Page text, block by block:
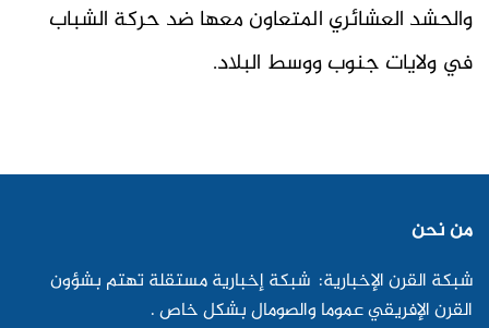
والحشد العشائري المتعاون معها ضد حركة الشباب
في ولايات جنوب ووسط البلاد.
من نحن
شبكة القرن الإخبارية: شبكة إخبارية مستقلة تهتم بشؤون
القرن الإفريقي عموما والصومال بشكل خاص .